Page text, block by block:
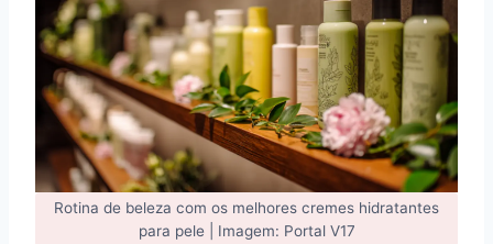
Rotina de beleza com os melhores cremes hidratantes
para pele | Imagem: Portal V17